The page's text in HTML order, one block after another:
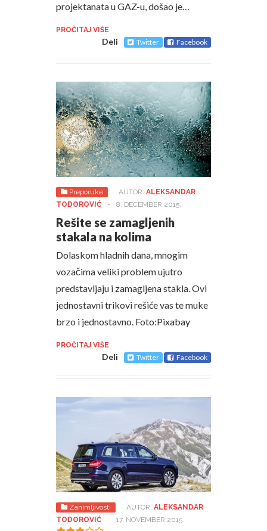
projektanata u GAZ-u, došao je…
PROČITAJ VIŠE
Deli Twitter Facebook
Preporuke AUTOR: ALEKSANDAR
TODOROVIĆ
- 8. DECEMBER 2015.
Rešite se zamagljenih
stakala na kolima
Dolaskom hladnih dana, mnogim
vozačima veliki problem ujutro
predstavljaju i zamagljena stakla. Ovi
jednostavni trikovi rešiće vas te muke
brzo i jednostavno. Foto:Pixabay
PROČITAJ VIŠE
Deli Twitter Facebook
Zanimljivosti AUTOR: ALEKSANDAR
TODOROVIĆ
- 17. NOVEMBER 2015.